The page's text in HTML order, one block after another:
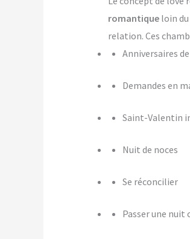
romantiqueloin du
relation. Ces
Anniversaires
Demandes en
Saint-Valentin
Nuit de noces
Se réconcilier
Passer une nuit